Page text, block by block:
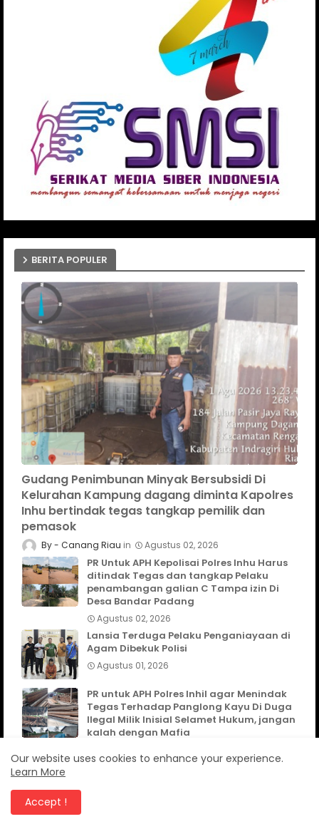
BERITA POPULER
Gudang Penimbunan Minyak Bersubsidi Di
Kelurahan Kampung dagang diminta Kapolres
Inhu bertindak tegas tangkap pemilik dan
pemasok
Canang Riau Agustus 02, 2026
PR Untuk APH Kepolisai Polres Inhu Harus
ditindak Tegas dan tangkap Pelaku
penambangan galian C Tampa izin Di
Desa Bandar Padang
Agustus 02, 2026
Lansia Terduga Pelaku Penganiayaan di
Agam Dibekuk Polisi
Agustus 01, 2026
PR untuk APH Polres Inhil agar Menindak
Tegas Terhadap Panglong Kayu Di Duga
Ilegal Milik Inisial Selamet Hukum, jangan
kalah dengan Mafia
TELUSURI
Our website uses cookies to enhance your experience.
Learn More
Accept !